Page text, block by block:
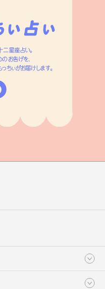
二星座占い。
お告げを、
ちぃがお届けします。